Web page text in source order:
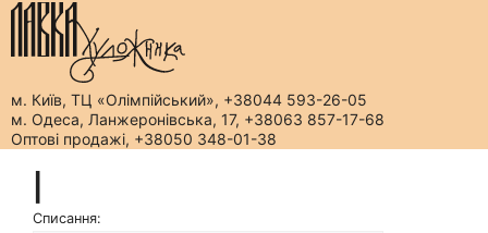
м. Київ, ТЦ «Олімпійський», +38044 593-26-05
м. Одеса, Ланжеронівська, 17, +38063 857-17-68
Оптові продажі, +38050 348-01-38
вмістуСписання: